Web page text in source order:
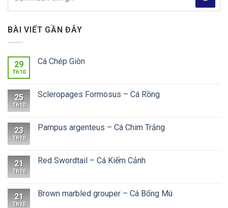
BÀI VIẾT GẦN ĐÂY
29
Th10
Cá Chép Giòn
25
Th10
Scleropages Formosus – Cá Rồng
23
Th10
Pampus argenteus – Cá Chim Trắng
21
Th10
Red Swordtail – Cá Kiếm Cảnh
21
Th10
Brown marbled grouper – Cá Bống Mú